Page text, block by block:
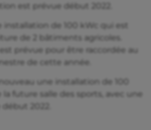
est prévue début 2022.
installation de 100 kWc qui est
de 2 bâtiments agricoles.
prévue pour être raccordée au
de cette année.
nouveau une installation de 100
future salle des sports, avec une
2022.